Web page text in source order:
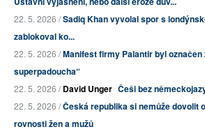
22. 5. 2026 /Sadiq Khan vyvolal spor s
zablokoval ko...
22. 5. 2026 /Manifest firmy Palantir byl označen
superpadoucha“
22. 5. 2026 /David Unger Češi bez
22. 5. 2026 /Česká republika si nemůže dovolit
rovnosti žen a mužů